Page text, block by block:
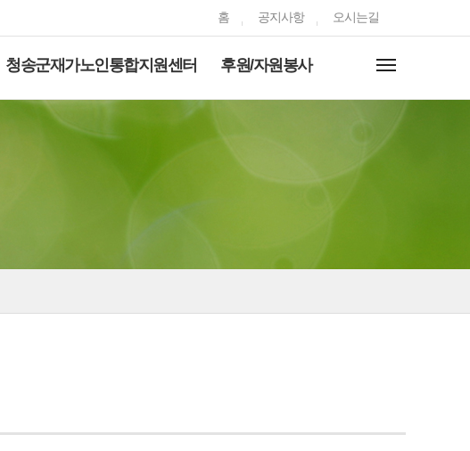
홈 공지사항 오시는길
청송군재가노인통합지원센터 후원/자원봉사